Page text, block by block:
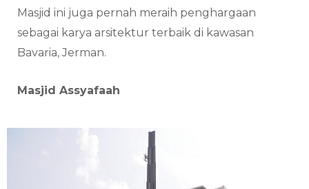
Masjid ini juga pernah meraih penghargaan
sebagai karya arsitektur terbaik di kawasan
Bavaria, Jerman.
Masjid Assyafaah